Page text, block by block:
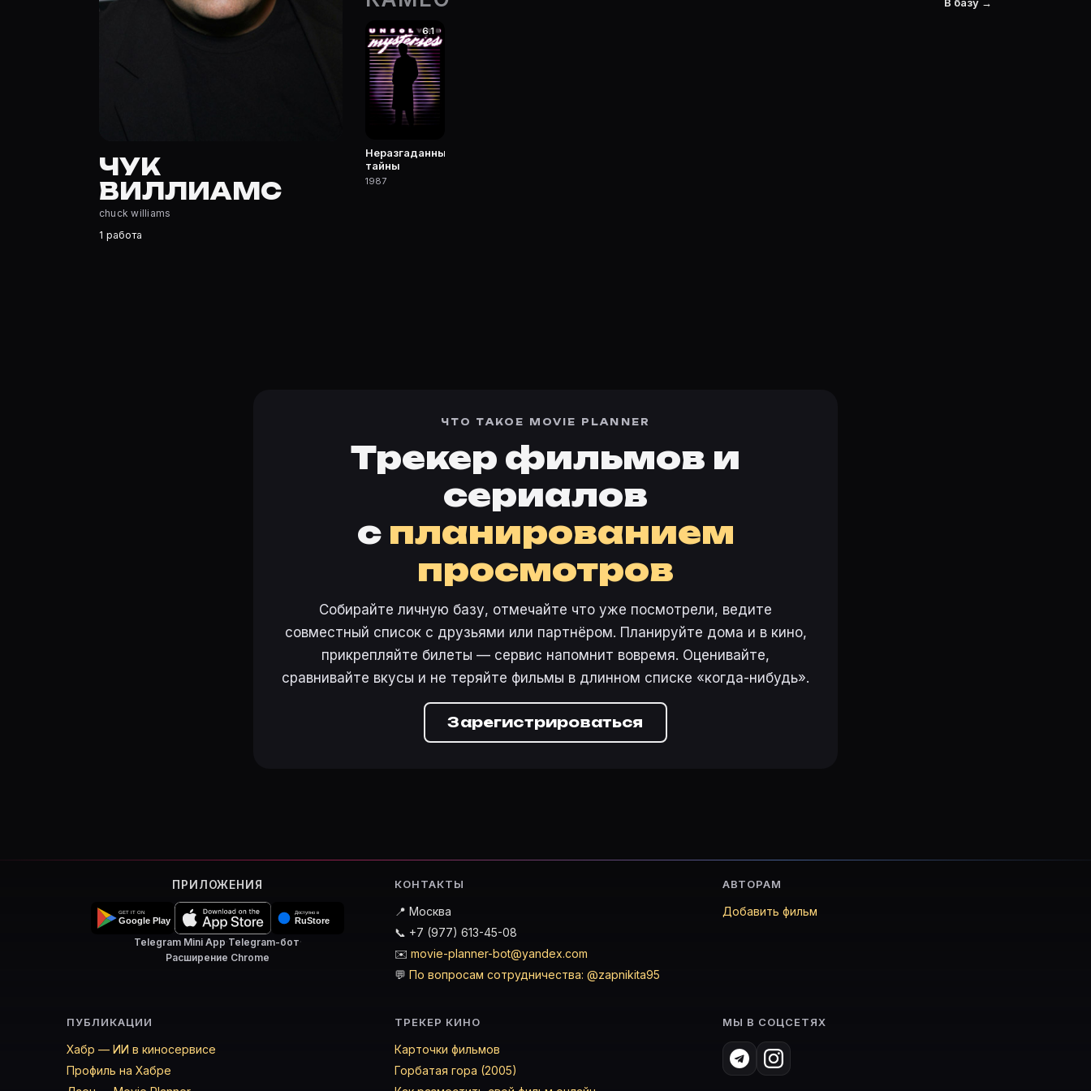
Где открыть фильмографию Чук Виллиамс?
На Movie Planner: https://movie-planner.ru/s/7176868 — фильмы, сериалы, роли и фото.
ЧУК
ВИЛЛИАМС
chuck williams
1 работа
6.1
Неразгаданные
тайны
1987
ЧТО ТАКОЕ MOVIE PLANNER
Трекер фильмов и
сериалов
с планированием
просмотров
Собирайте личную базу, отмечайте что уже посмотрели, ведите
совместный список с друзьями или партнёром. Планируйте дома и в кино,
прикрепляйте билеты — сервис напомнит вовремя. Оценивайте,
сравнивайте вкусы и не теряйте фильмы в длинном списке «когда-нибудь».
Зарегистрироваться
ПРИЛОЖЕНИЯ
Telegram Mini App·Telegram-бот·
Расширение Chrome
КОНТАКТЫ
📍 Москва
📞 +7 (977) 613-45-08
✉️ movie-planner-bot@yandex.com
💬 По вопросам сотрудничества: @zapnikita95
АВТОРАМ
Добавить фильм
ПУБЛИКАЦИИ
Хабр — ИИ в киносервисе
Профиль на Хабре
ТРЕКЕР КИНО
Карточки фильмов
Горбатая гора (2005)
МЫ В СОЦСЕТЯХ